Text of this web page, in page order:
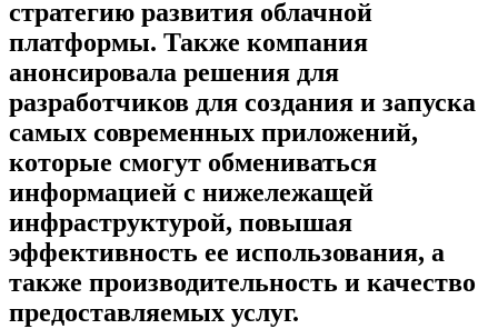
стратегию развития облачной
платформы. Также компания
анонсировала решения для
разработчиков для создания и запуска
самых современных приложений,
которые смогут обмениваться
информацией с нижележащeй
инфраструктурой, повышая
эффективность ее использования, а
также производительность и качество
предоставляемых услуг.